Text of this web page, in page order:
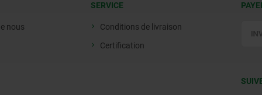
nous
SERVICE
Conditions de livraison
Certification